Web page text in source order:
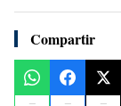
Compartir